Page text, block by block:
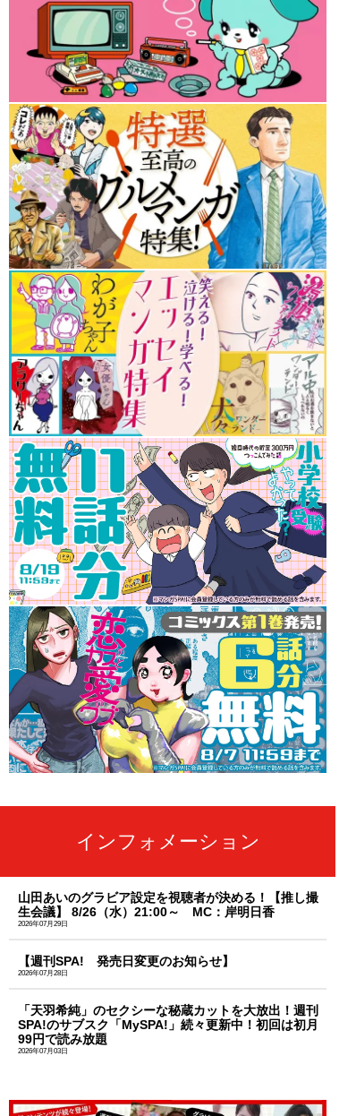
インフォメーション
山田あいのグラビア設定を視聴者が決める！【推し撮
生会議】 8/26（水）21:00～ MC：岸明日香
2026年07月29日
【週刊SPA! 発売日変更のお知らせ】
2026年07月28日
「天羽希純」のセクシーな秘蔵カットを大放出！週刊
SPA!のサブスク「MySPA!」続々更新中！初回は初月
99円で読み放題
2026年07月03日